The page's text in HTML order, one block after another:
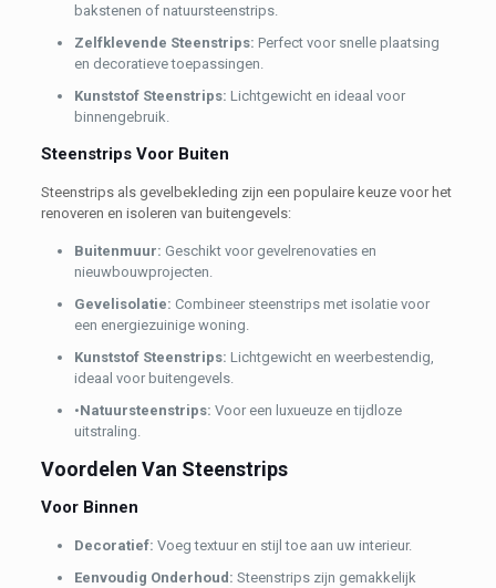
bakstenen of natuursteenstrips.
Zelfklevende Steenstrips: Perfect voor snelle plaatsing
en decoratieve toepassingen.
Kunststof Steenstrips: Lichtgewicht en ideaal voor
binnengebruik.
Steenstrips Voor Buiten
Steenstrips als gevelbekleding zijn een populaire keuze voor het
renoveren en isoleren van buitengevels:
Buitenmuur: Geschikt voor gevelrenovaties en
nieuwbouwprojecten.
Gevelisolatie: Combineer steenstrips met isolatie voor
een energiezuinige woning.
Kunststof Steenstrips: Lichtgewicht en weerbestendig,
ideaal voor buitengevels.
•Natuursteenstrips: Voor een luxueuze en tijdloze
uitstraling.
Voordelen Van Steenstrips
Voor Binnen
Decoratief: Voeg textuur en stijl toe aan uw interieur.
Eenvoudig Onderhoud: Steenstrips zijn gemakkelijk